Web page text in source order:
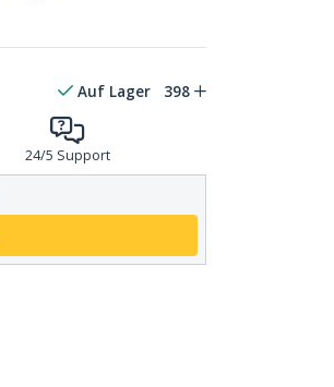
Auf Lager 398
24/5 Support